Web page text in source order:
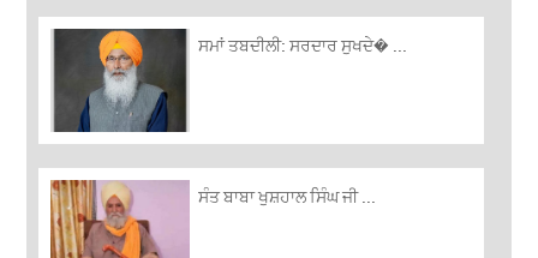
ਸਮਾਂ ਤਬਦੀਲੀ: ਸਰਦਾਰ ਸੁਖਦੇ� ...
ਸੰਤ ਬਾਬਾ ਖੁਸ਼ਹਾਲ ਸਿੰਘ ਜੀ ...